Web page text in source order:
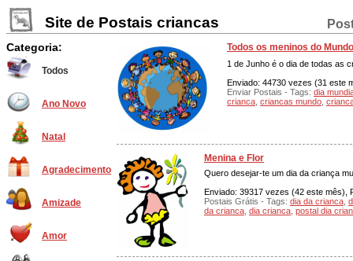
Site de Postais criancas
Categoria:
Todos
Ano Novo
Natal
Agradecimento
Amizade
Amor
Todos os meninos do Mundo
1 de Junho é o dia de todas as
Enviado: 44730 vezes (31 este
Enviar Postais - Tags: dia
crianca criancas mundo
Menina e Flor
Quero desejar-te um dia da criança
Enviado: 39317 vezes (42 este mês),
Postais Grátis - Tags: dia da crianca
da crianca dia crianca postal dia